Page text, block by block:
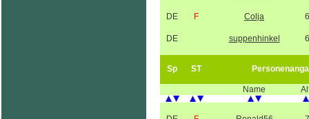
DE F Colja
DE suppenhinkel
Sp ST
Name